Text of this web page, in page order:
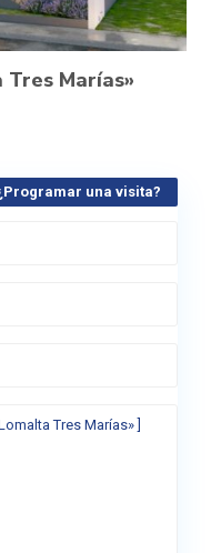
Tres Marías»
una visita?